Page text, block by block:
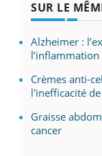
SUR LE
Alzheimer :
Crèmes anti-
l'inefficacité
Graisse
cancer